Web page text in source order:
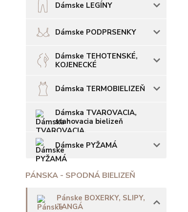
Dámske LEGÍNY
Dámske PODPRSENKY
Dámske TEHOTENSKÉ,
KOJENECKÉ
Dámska TERMOBIELIZEŇ
Dámska TVAROVACIA,
sťahovacia bielizeň
Dámske PYŽAMÁ
PÁNSKA - SPODNÁ BIELIZEŇ
Pánske BOXERKY, SLIPY,
TANGÁ